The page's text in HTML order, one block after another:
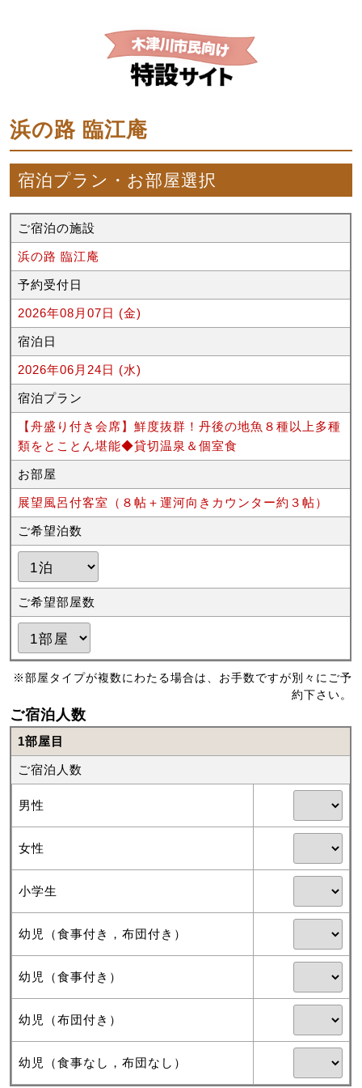
浜の路 臨江庵
宿泊プラン・お部屋選択
ご宿泊の施設
浜の路 臨江庵
予約受付日
2026年08月07日 (金)
宿泊日
2026年06月24日 (水)
宿泊プラン
【舟盛り付き会席】鮮度抜群！丹後の地魚８種以上多種
類をとことん堪能◆貸切温泉＆個室食
お部屋
展望風呂付客室（８帖＋運河向きカウンター約３帖）
ご希望泊数
ご希望部屋数
※部屋タイプが複数にわたる場合は、お手数ですが別々にご予
約下さい。
ご宿泊人数
1部屋目
ご宿泊人数
男性
女性
小学生
幼児（食事付き，布団付き）
幼児（食事付き）
幼児（布団付き）
幼児（食事なし，布団なし）